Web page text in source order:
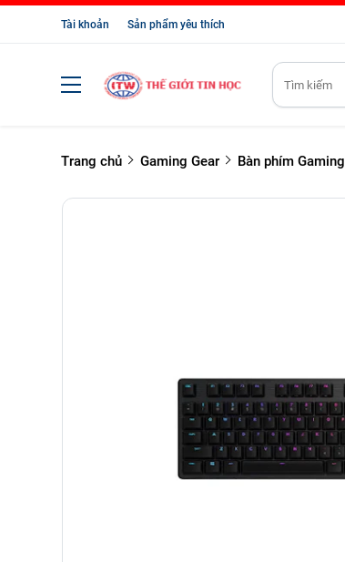
Tài khoản Sản phẩm yêu thích
Trang chủ Gaming Gear Bàn phím Gaming